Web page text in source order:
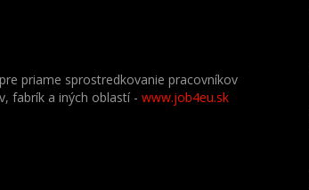
priame sprostredkovanie pracovníkov
fabrík a iných oblastí -www.job4eu.sk